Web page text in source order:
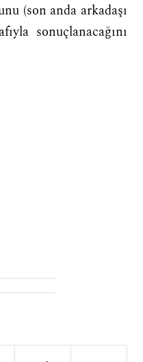
(son anda arkadaşı
sonuçlanacağını